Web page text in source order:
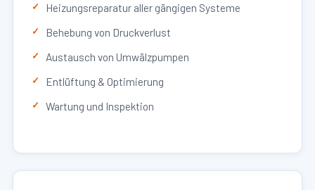
Heizungsreparatur aller gängigen Systeme
Behebung von Druckverlust
Austausch von Umwälzpumpen
Entlüftung & Optimierung
Wartung und Inspektion